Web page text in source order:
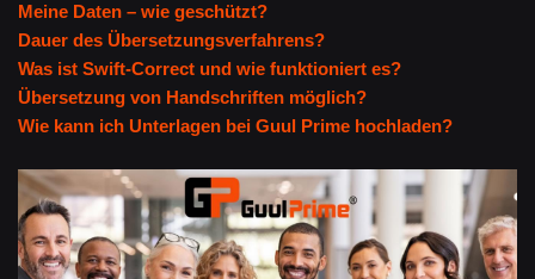
Meine Daten – wie geschützt?
Dauer des Übersetzungsverfahrens?
Was ist Swift-Correct und wie funktioniert es?
Übersetzung von Handschriften möglich?
Wie kann ich Unterlagen bei Guul Prime hochladen?